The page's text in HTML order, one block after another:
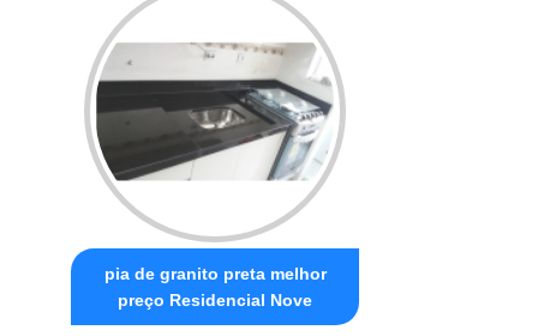
pia de granito preta melhor
preço Residencial Nove